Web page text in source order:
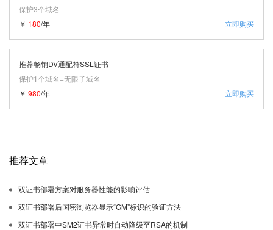
保护3个域名
立即购买
￥ 180/年
推荐畅销DV通配符SSL证书
保护1个域名+无限子域名
立即购买
￥ 980/年
推荐文章
双证书部署方案对服务器性能的影响评估
双证书部署后国密浏览器显示“GM”标识的验证方法
双证书部署中SM2证书异常时自动降级至RSA的机制